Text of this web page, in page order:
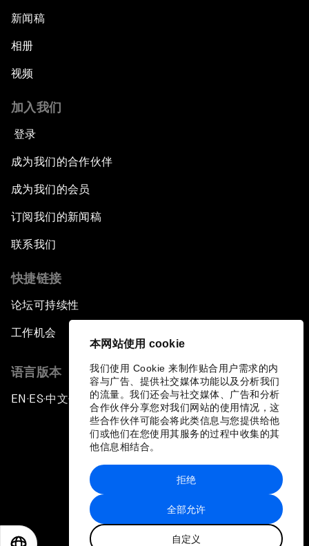
本网站使用 cookie
我们使用 Cookie 来制作贴合用户需求的内
容与广告、提供社交媒体功能以及分析我们
的流量。我们还会与社交媒体、广告和分析
合作伙伴分享您对我们网站的使用情况，这
些合作伙伴可能会将此类信息与您提供给他
们或他们在您使用其服务的过程中收集的其
他信息相结合。
全部允许
自定义
拒绝
新闻稿
相册
视频
加入我们
登录
成为我们的合作伙伴
成为我们的会员
订阅我们的新闻稿
联系我们
快捷链接
论坛可持续性
工作机会
语言版本
EN ▪ ES▪中文▪ 日本語
站点地图
世界经济论坛